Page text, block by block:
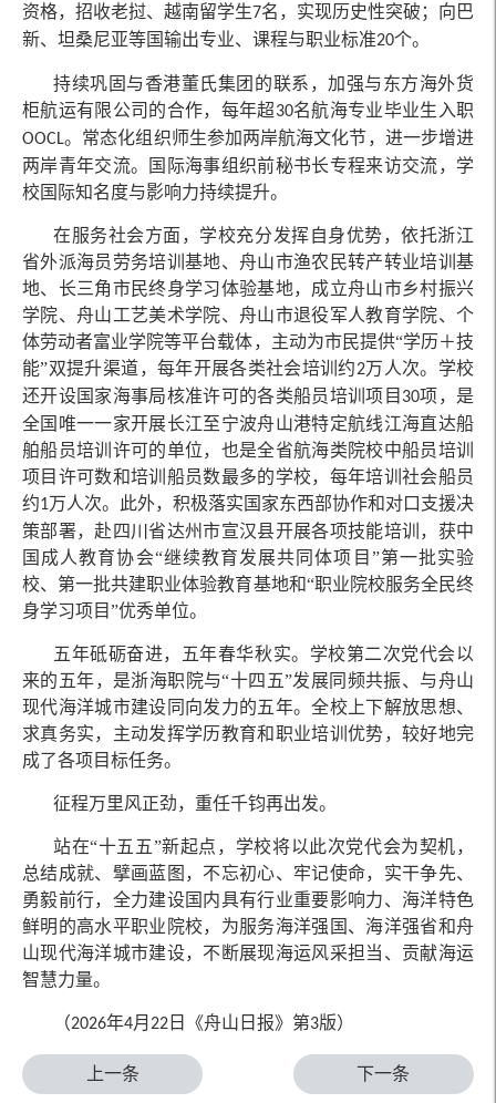
资格，招收老挝、越南留学生7名，实现历史性突破；向巴
新、坦桑尼亚等国输出专业、课程与职业标准20个。
持续巩固与香港董氏集团的联系，加强与东方海外货
柜航运有限公司的合作，每年超30名航海专业毕业生入职
OOCL。常态化组织师生参加两岸航海文化节，进一步增进
两岸青年交流。国际海事组织前秘书长专程来访交流，学
校国际知名度与影响力持续提升。
在服务社会方面，学校充分发挥自身优势，依托浙江
省外派海员劳务培训基地、舟山市渔农民转产转业培训基
地、长三角市民终身学习体验基地，成立舟山市乡村振兴
学院、舟山工艺美术学院、舟山市退役军人教育学院、个
体劳动者富业学院等平台载体，主动为市民提供“学历＋技
能”双提升渠道，每年开展各类社会培训约2万人次。学校
还开设国家海事局核准许可的各类船员培训项目 30项，是
全国唯一一家开展长江至宁波舟山港特定航线江海直达船
舶船员培训许可的单位，也是全省航海类院校中船员培训
项目许可数和培训船员数最多的学校，每年培训社会船员
约1万人次。此外，积极落实国家东西部协作和对口支援决
策部署，赴四川省达州市宣汉县开展各项技能培训，获中
国成人教育协会“继续教育发展共同体项目”第一批实验
校、第一批共建职业体验教育基地和“职业院校服务全民终
身学习项目”优秀单位。
五年砥砺奋进，五年春华秋实。学校第二次党代会以
来的五年，是浙海职院与“十四五”发展同频共振、与舟山
现代海洋城市建设同向发力的五年。全校上下解放思想、
求真务实，主动发挥学历教育和职业培训优势，较好地完
成了各项目标任务。
征程万里风正劲，重任千钧再出发。
站在“十五五”新起点，学校将以此次党代会为契机，
总结成就、擘画蓝图，不忘初心、牢记使命，实干争先、
勇毅前行，全力建设国内具有行业重要影响力、海洋特色
鲜明的高水平职业院校，为服务海洋强国、海洋强省和舟
山现代海洋城市建设，不断展现海运风采担当、贡献海运
智慧力量。
（2026年4月 22 日《舟山日报》第3版）
下一条
上一条